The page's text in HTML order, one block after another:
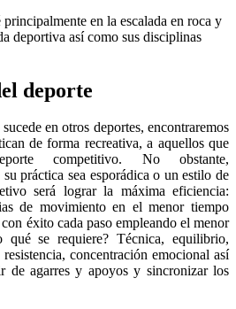
en la escalada en roca y
deportiva así como sus disciplinas
deporte
en otros deportes, encontraremos
de forma recreativa, a aquellos que
competitivo. No obstante,
práctica sea esporádica o un estilo de
será lograr la máxima eficiencia:
de movimiento en el menor tiempo
éxito cada paso empleando el menor
qué se requiere? Técnica, equilibrio,
concentración emocional así
de agarres y apoyos y sincronizar los